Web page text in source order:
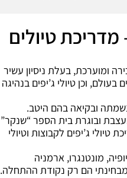
טיולים
ומוערכת, בעלת ניסיון עשיר
וכן טיולי ג’יפים בנהיגה
ובקיאה בהם היטב.
ובוגרת בית הספר “שנקר”
טיולי ג’יפים לקבוצות וטיולי
מונטנגרו, ארמניה
הם רק נקודת ההתחלה.